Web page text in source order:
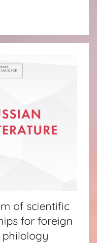
of scientific
for foreign
philology